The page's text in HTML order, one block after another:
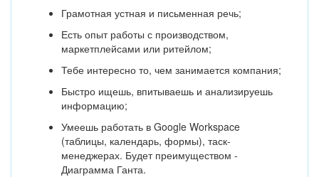
Грамотная устная и письменная речь;
Есть опыт работы с производством,
маркетплейсами или ритейлом;
Тебе интересно то, чем занимается компания;
Быстро ищешь, впитываешь и анализируешь
информацию;
Умеешь работать в Google Workspace
(таблицы, календарь, формы), таск-
менеджерах. Будет преимуществом -
Диаграмма Ганта.